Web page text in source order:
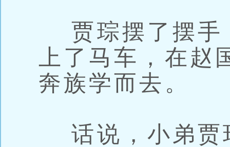
贾琮摆了摆手
上了马车，在
奔族学而去。
话说，小弟贾